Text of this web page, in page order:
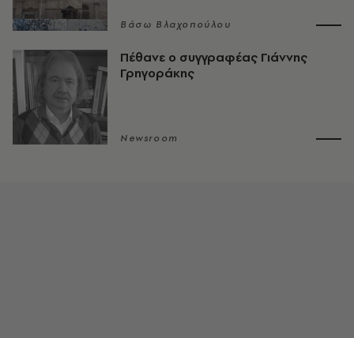
Βάσω Βλαχοπούλου
Πέθανε ο συγγραφέας Γιάννης
Γρηγοράκης
Newsroom